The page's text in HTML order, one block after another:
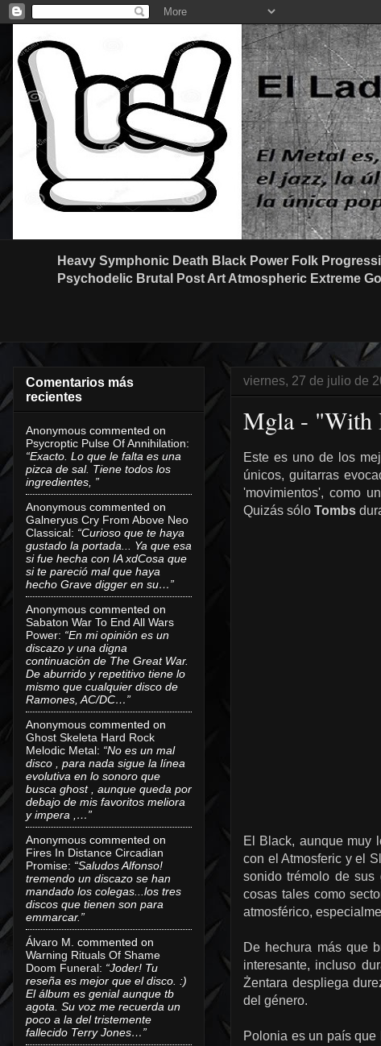
Heavy Symphonic Death Black Power Folk
Psychodelic Brutal Post Art Atmospheric Extreme
viernes, 27 de julio de
Mgla - "With
Este es uno de los
únicos, guitarras
'movimientos', como
Quizás sólo Tombs
El Black, aunque muy
con el Atmosferic y el
sonido trémolo de sus
cosas tales como
atmosférico,
De hechura más que
interesante, incluso
Żentara despliega
del género.
Polonia es un país
Comentarios más
recientes
Anonymous commented on
Psycroptic Pulse Of Annihilation:
“Exacto. Lo que le falta es una
pizca de sal. Tiene todos los
ingredientes, ”
Anonymous commented on
Galneryus Cry From Above Neo
Classical: “Curioso que te haya
gustado la portada... Ya que esa
si fue hecha con IA xdCosa que
si te pareció mal que haya
hecho Grave digger en su…”
Anonymous commented on
Sabaton War To End All Wars
Power: “En mi opinión es un
discazo y una digna
continuación de The Great War.
De aburrido y repetitivo tiene lo
mismo que cualquier disco de
Ramones, AC/DC…”
Anonymous commented on
Ghost Skeleta Hard Rock
Melodic Metal: “No es un mal
disco , para nada sigue la línea
evolutiva en lo sonoro que
busca ghost , aunque queda por
debajo de mis favoritos meliora
y impera ,…”
Anonymous commented on
Fires In Distance Circadian
Promise: “Saludos Alfonso!
tremendo un discazo se han
mandado los colegas...los tres
discos que tienen son para
emmarcar.”
Álvaro M. commented on
Warning Rituals Of Shame
Doom Funeral: “Joder! Tu
reseña es mejor que el disco. :)
El álbum es genial aunque tb
agota. Su voz me recuerda un
poco a la del tristemente
fallecido Terry Jones…”